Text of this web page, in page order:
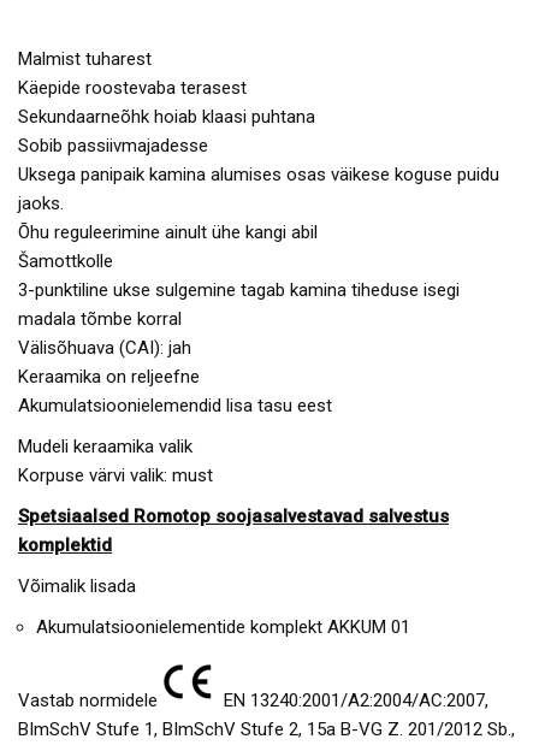
Malmist tuharest
Käepide roostevaba terasest
Sekundaarneõhk hoiab klaasi puhtana
Sobib passiivmajadesse
Uksega panipaik kamina alumises osas väikese koguse puidu
jaoks.
Õhu reguleerimine ainult ühe kangi abil
Šamottkolle
3-punktiline ukse sulgemine tagab kamina tiheduse isegi
madala tõmbe korral
Välisõhuava (CAI): jah
Keraamika on reljeefne
Akumulatsioonielemendid lisa tasu eest
Mudeli keraamika valik
Korpuse värvi valik: must
Spetsiaalsed Romotop soojasalvestavad salvestus
komplektid
Võimalik lisada
Akumulatsioonielementide komplekt AKKUM 01
Vastab normidele
EN 13240:2001/A2:2004/AC:2007,
BImSchV Stufe 1, BImSchV Stufe 2, 15a B-VG Z. 201/2012 Sb.,